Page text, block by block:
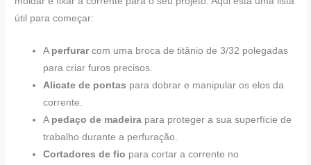
útil para começar:
A perfurarcom uma broca de titânio de 3/32 polegadas
para criar furos precisos.
Alicate de pontas para dobrar e manipular os elos da
corrente.
A pedaço de madeira para proteger a sua superfície de
trabalho durante a perfuração.
Cortadores de fio para cortar a corrente no